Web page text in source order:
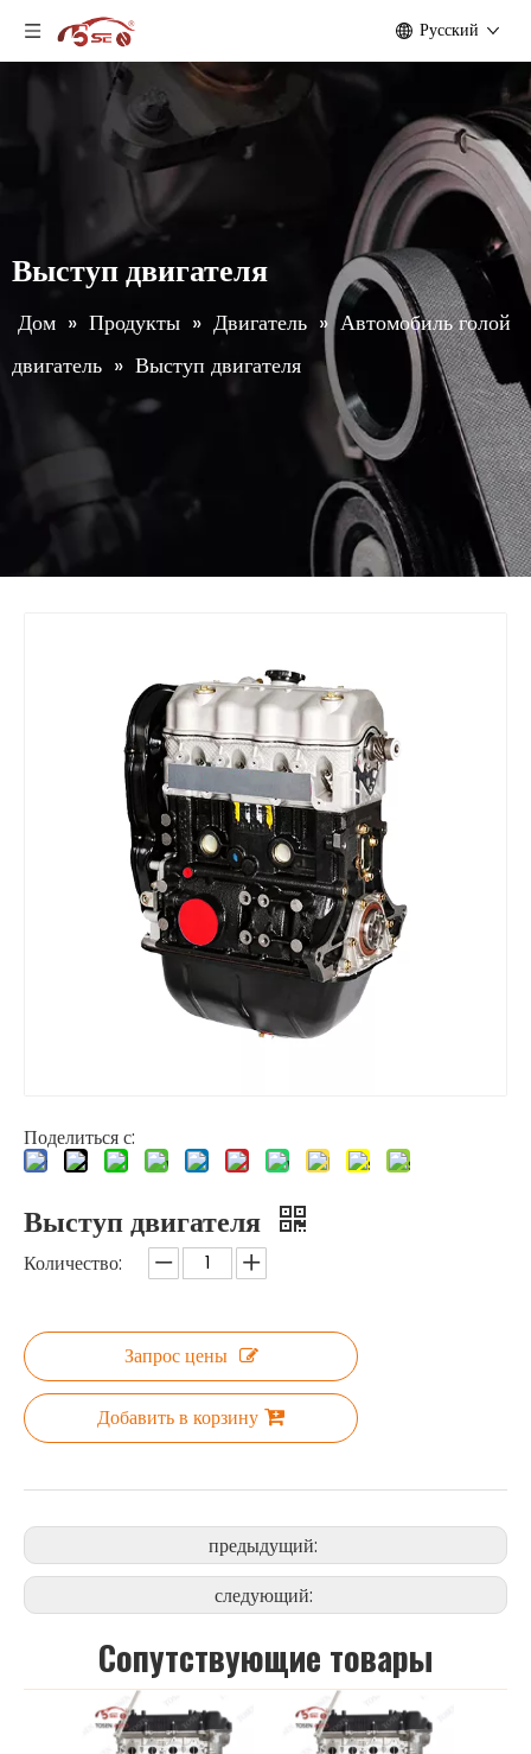
Pусский
Выступ двигателя
Дом » Продукты » Двигатель » Автомобиль голой
двигатель » Выступ двигателя
Поделиться с:
Выступ двигателя
Количество:
Запрос цены
Добавить в корзину
предыдущий:
следующий:
Cопутствующие товары